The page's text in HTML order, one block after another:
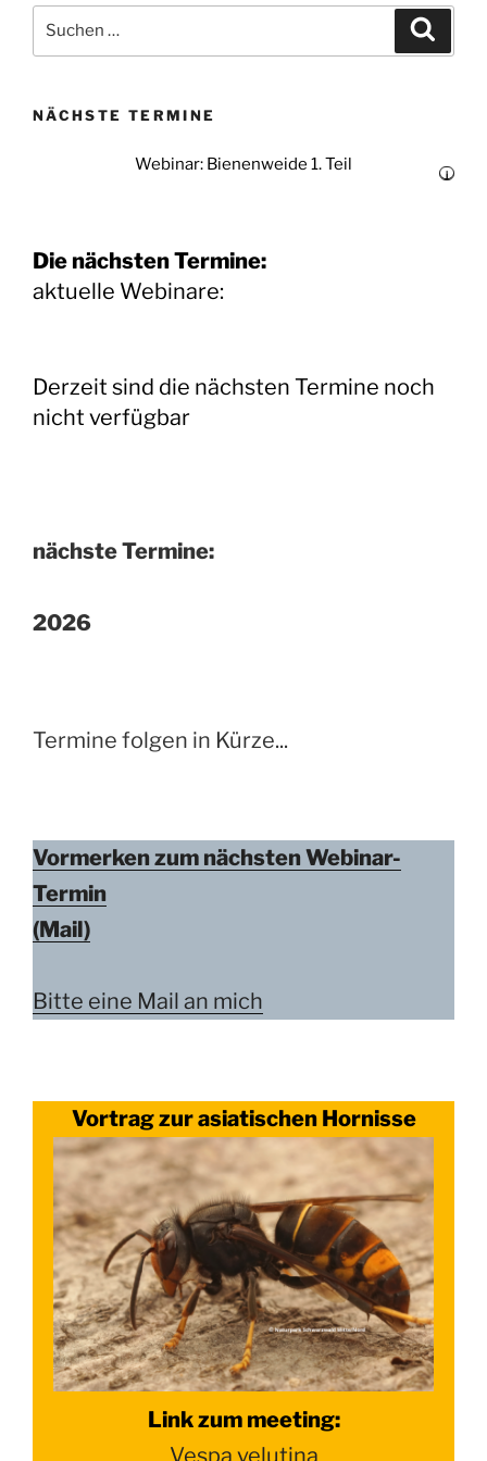
nach:
NÄCHSTE TERMINE
Webinar: Bienenweide 1. Teil
i
Die nächsten Termine:
aktuelle Webinare:
Derzeit sind die nächsten Termine noch
nicht verfügbar
nächste Termine:
2026
Termine folgen in Kürze...
Vormerken zum nächsten Webinar-
Termin
(Mail)
Bitte eine Mail an mich
Vortrag zur asiatischen Hornisse
Link zum meeting:
Vespa velutina